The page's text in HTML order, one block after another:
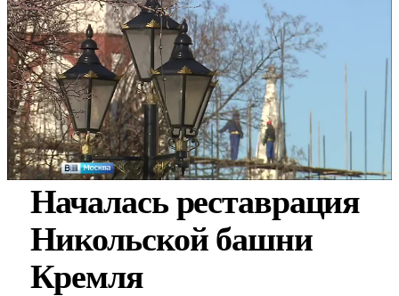
Началась реставрация
Никольской башни
Кремля